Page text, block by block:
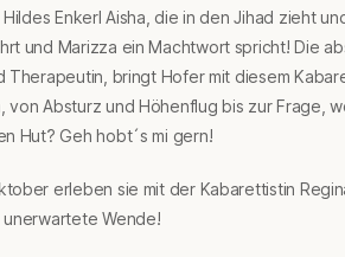
Enkerl Aisha, die in den Jihad zieht
und Marizza ein Machtwort spricht! Die
Therapeutin, bringt Hofer mit diesem
von Absturz und Höhenflug bis zur Frage,
Hut? Geh hobt´s mi gern!
erleben sie mit der Kabarettistin
unerwartete Wende!